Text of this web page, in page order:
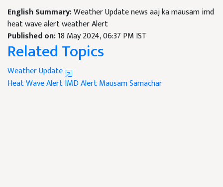
English Summary:Weather Update news aaj ka mausam imd
heat wave alert weather Alert
Published on:18 May 2024, 06:37 PM IST
Related Topics
Weather Update
Heat Wave AlertIMD AlertMausam Samachar